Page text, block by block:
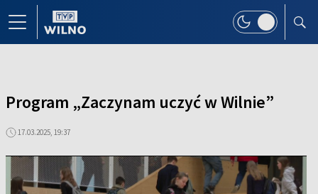
Program „Zaczynam uczyć w Wilnie”
17.03.2025, 19:37